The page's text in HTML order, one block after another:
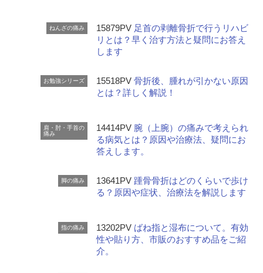
ねんざの痛み 15879PV 足首の剥離骨折で行うリハビ
リとは？早く治す方法と疑問にお答え
します
お勉強シリーズ 15518PV骨折後、腫れが引かない原因
とは？詳しく解説！
肩・肘・手首の
痛み
14414PV 腕（上腕）の痛みで考えられ
る病気とは？原因や治療法、疑問にお
答えします。
脚の痛み 13641PV 踵骨骨折はどのくらいで歩け
る？原因や症状、治療法を解説します
指の痛み 13202PV ばね指と湿布について。有効
性や貼り方、市販のおすすめ品をご紹
介。